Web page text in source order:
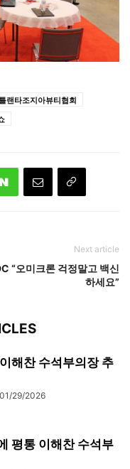
랜타조지아뷰티협회
Next article
“오미크론 걱정말고 백신
하세요”
해찬 수석부의장 추
01/29/2026
평통 이해찬 수석부